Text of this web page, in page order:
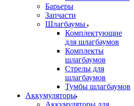
Барьеры
Запчасти
Шлагбаумы
Комплектующие
для шлагбаумов
Комплекты
шлагбаумов
Стрелы для
шлагбаумов
Тумбы шлагбаумов
Аккумуляторы
Аккумуляторы для